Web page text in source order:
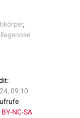
,
09:10
BY-NC-SA